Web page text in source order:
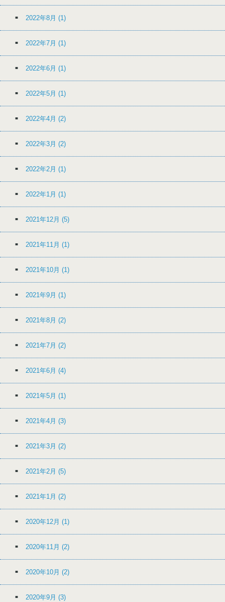
2022年8月 (1)
2022年7月 (1)
2022年6月 (1)
2022年5月 (1)
2022年4月 (2)
2022年3月 (2)
2022年2月 (1)
2022年1月 (1)
2021年12月 (5)
2021年11月 (1)
2021年10月 (1)
2021年9月 (1)
2021年8月 (2)
2021年7月 (2)
2021年6月 (4)
2021年5月 (1)
2021年4月 (3)
2021年3月 (2)
2021年2月 (5)
2021年1月 (2)
2020年12月 (1)
2020年11月 (2)
2020年10月 (2)
2020年9月 (3)